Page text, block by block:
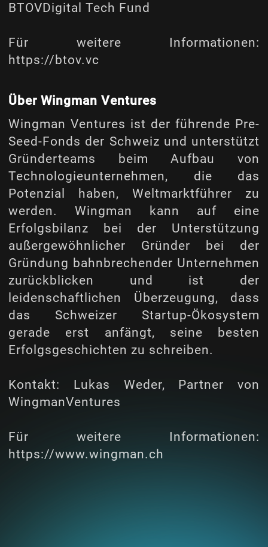
BTOVDigital Tech Fund
Für weitere Informationen:
https://btov.vc
Über Wingman Ventures
Wingman Ventures ist der führende Pre-
Seed-Fonds der Schweiz und unterstützt
Gründerteams beim Aufbau von
Technologieunternehmen, die das
Potenzial haben, Weltmarktführer zu
werden. Wingman kann auf eine
Erfolgsbilanz bei der Unterstützung
außergewöhnlicher Gründer bei der
Gründung bahnbrechender Unternehmen
zurückblicken und ist der
leidenschaftlichen Überzeugung, dass
das Schweizer Startup-Ökosystem
gerade erst anfängt, seine besten
Erfolgsgeschichten zu schreiben.
Kontakt: Lukas Weder, Partner von
WingmanVentures
Für weitere Informationen:
https://www.wingman.ch